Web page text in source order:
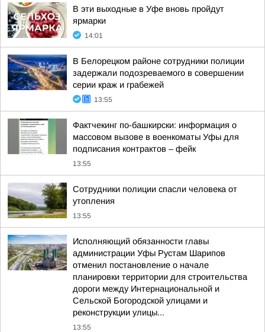
В эти выходные в Уфе вновь пройдут
ярмарки
14:01
В Белорецком районе сотрудники полиции
задержали подозреваемого в совершении
серии краж и грабежей
13:55
Фактчекинг по-башкирски: информация о
массовом вызове в военкоматы Уфы для
подписания контрактов – фейк
13:55
Сотрудники полиции спасли человека от
утопления
13:55
Исполняющий обязанности главы
администрации Уфы Рустам Шарипов
отменил постановление о начале
планировки территории для строительства
дороги между Интернациональной и
Сельской Богородской улицами и
реконструкции улицы...
13:55